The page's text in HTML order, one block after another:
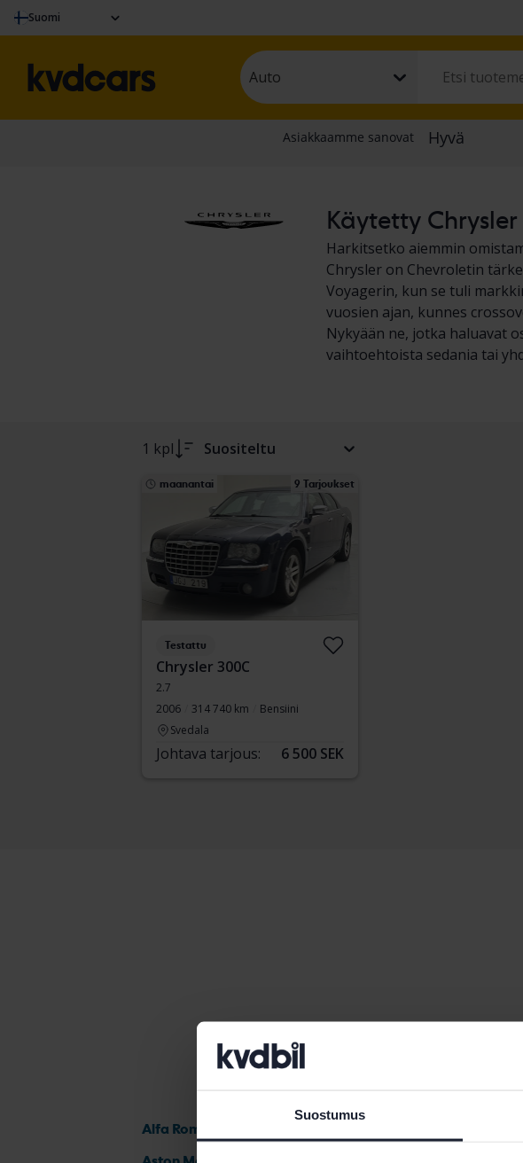
Suostumus
Suomi
Auto
Käytetty
Harkitsetko aiemmin
Chrysler on Chevroletin
Voyagerin, kun se tuli
vuosien ajan, kunnes
Nykyään ne, jotka haluavat
vaihtoehtoista sedania tai
1 kpl Suositeltu
maanantai 9 Tarjoukset
Testattu
Chrysler 300C
2.7
2006
314 740 km
Bensiini
Svedala
Johtava tarjous: 6 500 SEK
Alfa Romeo